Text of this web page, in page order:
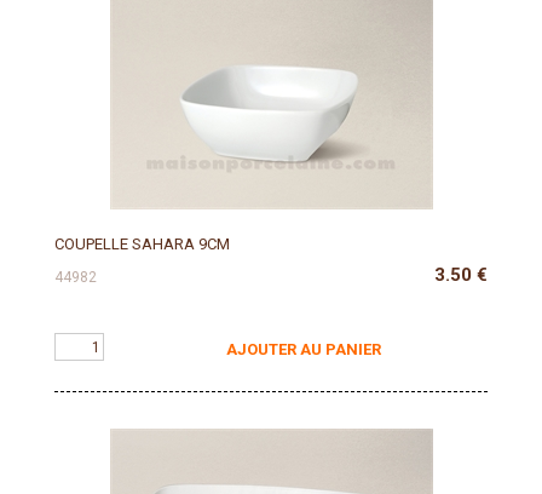
COUPELLE SAHARA 9CM
44982 3.50 €
AJOUTER AU PANIER